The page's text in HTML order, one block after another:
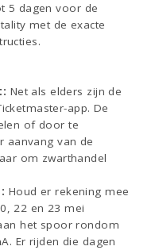
5 dagen voor de
met de exacte
Net als elders zijn de
app. De
of door te
aanvang van de
om zwarthandel
Houd er rekening mee
22 en 23 mei
het spoor rondom
Er rijden die dagen